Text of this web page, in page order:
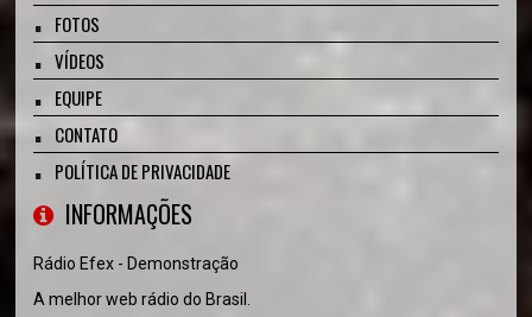
FOTOS
VÍDEOS
EQUIPE
CONTATO
POLÍTICA DE PRIVACIDADE
INFORMAÇÕES
Rádio Efex - Demonstração
A melhor web rádio do Brasil.